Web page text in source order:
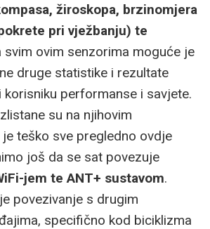
žiroskopa, brzinomjera
pri vježbanju) te
svim ovim senzorima moguće je
druge statistike i rezultate
korisniku performanse i savjete.
su na njihovim
teško sve pregledno ovdje
još da se sat povezuje
jem te ANT+ sustavom.
povezivanje s drugim
specifično kod biciklizma